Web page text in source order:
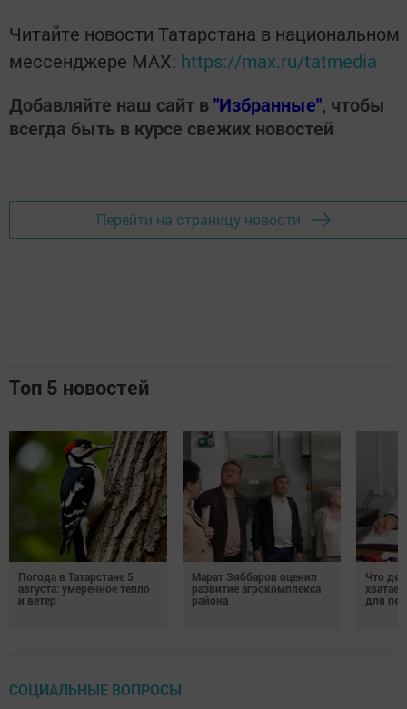
Читайте новости Татарстана в национальном
мессенджере MАХ: https://max.ru/tatmedia
Добавляйте наш сайт в"Избранные", чтобы
всегда быть в курсе свежих новостей
Перейти на страницу новости
Топ 5 новостей
Погода в Татарстане 5
августа: умеренное тепло
и ветер
Марат Зяббаров оценил
развитие агрокомплекса
района
Что
для
СОЦИАЛЬНЫЕ ВОПРОСЫ